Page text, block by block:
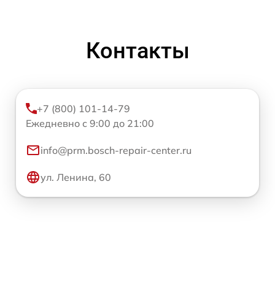
Контакты
+7 (800) 101-14-79
Ежедневно с 9:00 до 21:00
info@prm.bosch-repair-center.ru
ул. Ленина, 60